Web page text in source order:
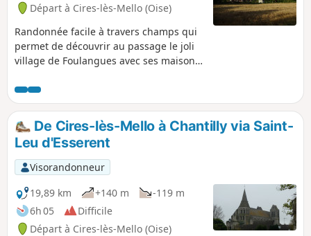
Départ à Cires-lès-Mello (Oise)
Randonnée facile à travers champs qui
permet de découvrir au passage le joli
village de Foulangues avec ses maisons
du Tillet, maison à pans de bois.
De Cires-lès-Mello à Chantilly via Saint-
Leu d'Esserent
Visorandonneur
19,89 km
+140 m
-119 m
6h 05
Difficile
Départ à Cires-lès-Mello (Oise)